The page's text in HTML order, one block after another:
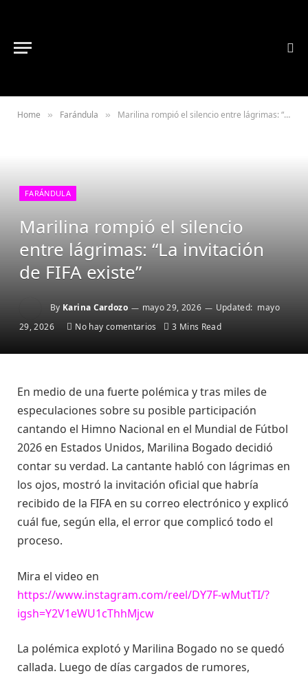
Home » Farándula » Marilina rompió el silencio entre lágrimas: “La invitación de FIFA existe”
FARÁNDULA
Marilina rompió el silencio
entre lágrimas: “La invitación
de FIFA existe”
By Karina Cardozo mayo 29, 2026 Updated: mayo
29, 2026
No hay comentarios 3 Mins Read
En medio de una fuerte polémica y tras miles de
especulaciones sobre su posible participación
cantando el Himno Nacional en el Mundial de Fútbol
2026 en Estados Unidos, Marilina Bogado decidió
contar su verdad. La cantante habló con lágrimas en
los ojos, mostró la invitación oficial que habría
recibido de la FIFA en su correo electrónico y explicó
cuál fue, según ella, el error que complicó todo el
proceso.
Mira el video en
https://www.instagram.com/reel/DY7F-wMutTI/?
igsh=Y2V1eWU1cThhMjcw
La polémica explotó y Marilina Bogado no se quedó
callada. Luego de días cargados de rumores,